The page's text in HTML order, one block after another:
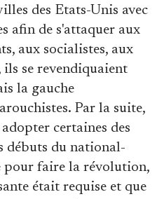
des Etats-Unis avec
afin de s'attaquer aux
aux socialistes, aux
ils se revendiquaient
la gauche
Par la suite,
certaines des
débuts du national-
pour faire la révolution,
était requise et que